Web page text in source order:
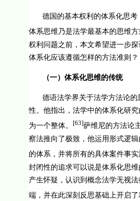
德国的基本权利的体系化思
体系思维乃是法学最基本的思维方
权利问题之前，本文希望进一步
体系化应该遵循怎样的方法准则？
（一）体系化思维的传统
德语法学界关于法学方法论
性。他指出，法学中的体系化研
为一个整体。
[63]萨维尼的方法论
察法推向了极致，他运用形式逻
的体系，并将所有的具体案件事
封闭性的追求可以说是体系化思
产生怀疑，认识到概念法学无视
端，并在此深刻反思基础上开启了